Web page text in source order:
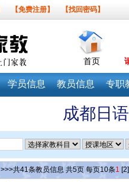
【免费注册】 【找回密码】
首页
学员信息 教员信息 专职
成都日
>>>共41条教员信息 共5页 每页10条1 [2]